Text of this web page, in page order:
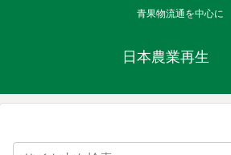
青果物流通を中心に
日本農業再生